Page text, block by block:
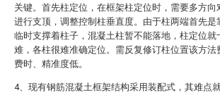
关键。首先柱定位，在框架柱定位时，需要多方向
进行支顶，调整控制柱垂直度。由于柱两端首先是
临时支撑着柱子，混凝土柱暂不能落地，柱定位就
难，各柱很难准确定位。需反复修订柱位置该方法
费时、精准度低。
4、现有钢筋混凝土框架结构采用装配式，其难点